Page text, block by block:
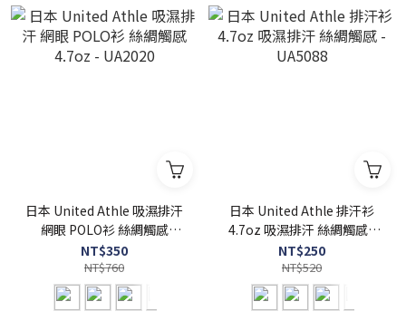
日本 United Athle 吸濕排汗
網眼 POLO衫 絲綢觸感
4.7oz - UA2020
NT$350
NT$760
日本 United Athle 排汗衫
4.7oz 吸濕排汗 絲綢觸感 -
UA5088
NT$250
NT$520